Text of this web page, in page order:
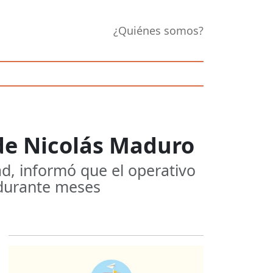
¿Quiénes somos?
Nicolás Maduro
informó que el operativo
meses